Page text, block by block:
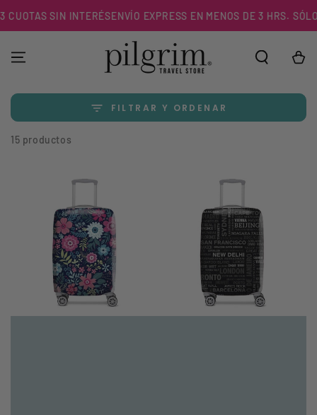
CONTENIDO
SIN INTERÉSENVÍO EXPRESS EN MENOS DE 3 HRS. SÓLO
Carrito
FILTRAR Y ORDENAR
15 productos